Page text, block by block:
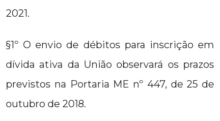
2021.
§1º O envio de débitos para inscrição em
dívida ativa da União observará os prazos
previstos na Portaria ME nº 447, de 25 de
outubro de 2018.